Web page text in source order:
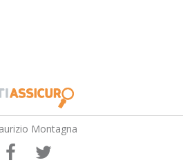
Montagna